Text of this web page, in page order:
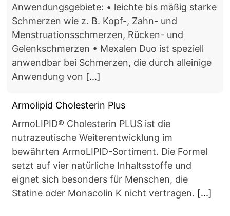
Anwendungsgebiete: • leichte bis mäßig starke
Schmerzen wie z. B. Kopf-, Zahn- und
Menstruationsschmerzen, Rücken- und
Gelenkschmerzen • Mexalen Duo ist speziell
anwendbar bei Schmerzen, die durch alleinige
Anwendung von [...]
Armolipid Cholesterin Plus
ArmoLIPID® Cholesterin PLUS ist die
nutrazeutische Weiterentwicklung im
bewährten ArmoLIPID-Sortiment. Die Formel
setzt auf vier natürliche Inhaltsstoffe und
eignet sich besonders für Menschen, die
Statine oder Monacolin K nicht vertragen. [...]